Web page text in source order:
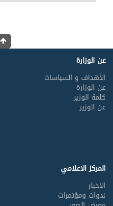
عن الوزارة
الأهداف و السياسات
عن الوزارة
كلمة الوزير
عن الوزير
المركز الاعلامي
الاخبار
ندوات ومؤتمرات